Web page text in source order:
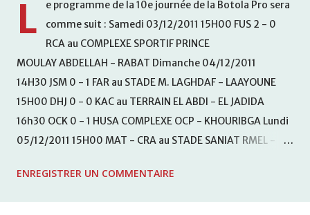
L
e programme de la 10e journée de la Botola Pro sera
comme suit : Samedi 03/12/2011 15H00 FUS 2 - 0
RCA au COMPLEXE SPORTIF PRINCE
MOULAY ABDELLAH - RABAT Dimanche 04/12/2011
14H30 JSM 0 - 1 FAR au STADE M. LAGHDAF - LAAYOUNE
15H00 DHJ 0 - 0 KAC au TERRAIN EL ABDI - EL JADIDA
16h30 OCK 0 - 1 HUSA COMPLEXE OCP - KHOURIBGA Lundi
05/12/2011 15H00 MAT - CRA au STADE SANIAT RMEL -
KHEMISET Mardi 06/12/2011 15H00 WAF - OCS au
ENREGISTRER UN COMMENTAIRE